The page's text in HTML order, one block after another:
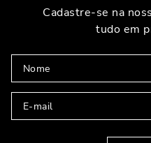
Cadastre-se na
tudo em